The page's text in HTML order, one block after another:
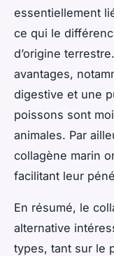
essentiellement
ce qui le
d’origine
avantages,
digestive et une
poissons sont
animales. Par
collagène marin
facilitant leur
En résumé, le
alternative
types, tant sur le